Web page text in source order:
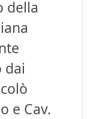
della
dai
e Cav.